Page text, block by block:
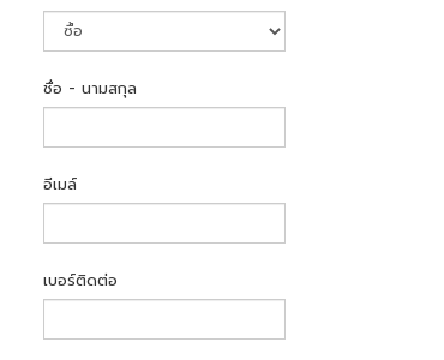
ชื่อ - นามสกุล
อีเมล์
เบอร์ติดต่อ